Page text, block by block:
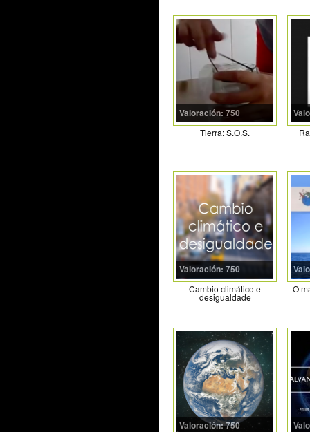
Valoración: 750
Tierra: S.O.S.
Valoración: 750
Cambio climático e
desigualdade
O
Valoración: 750